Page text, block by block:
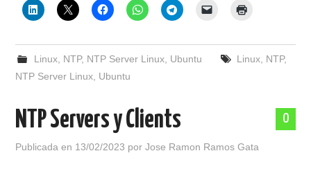
Linux, NTP, NTP Server Linux, Ubuntu Linux, NTP,
NTP Server Linux Ubuntu
0
NTP Servers y Clients
Publicada en 13/02/2023 porJose Ramon Ramos Gata